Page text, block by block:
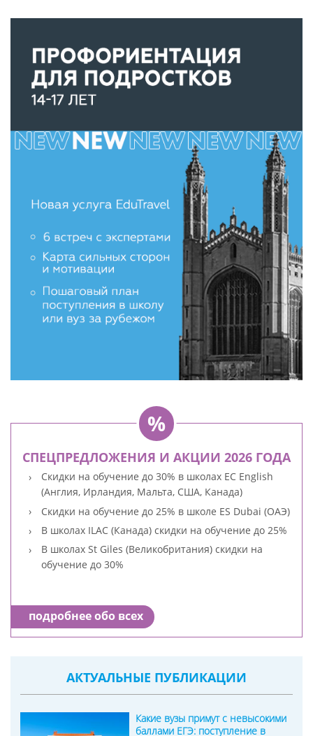
СПЕЦПРЕДЛОЖЕНИЯ И АКЦИИ 2026 ГОДА
Скидки на обучение до 30% в школах EC English
(Англия, Ирландия, Мальта, США, Канада)
Скидки на обучение до 25% в школе ES Dubai (ОАЭ)
В школах ILAC (Канада) скидки на обучение до 25%
В школах St Giles (Великобритания) скидки на
обучение до 30%
подробнее обо всех
АКТУАЛЬНЫЕ ПУБЛИКАЦИИ
Какие вузы примут с невысокими
баллами ЕГЭ: поступление в